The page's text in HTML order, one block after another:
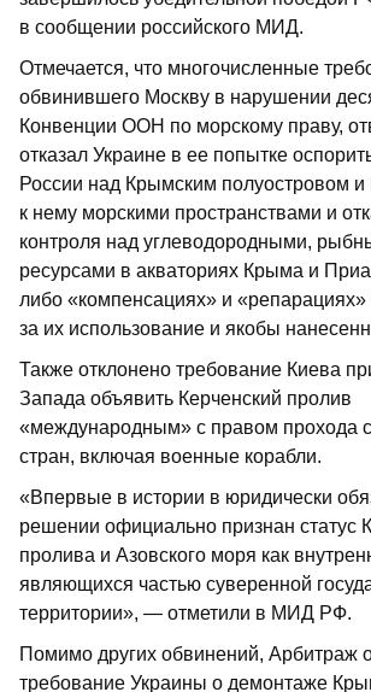
в сообщении российского МИД.
Отмечается, что многочисленные
обвинившего Москву в нарушении
Конвенции ООН по морскому праву,
отказал Украине в ее попытке
России над Крымским полуостровом
к нему морскими пространствами и
контроля над углеводородными,
ресурсами в акваториях Крыма и
либо «компенсациях» и «репарациях»
за их использование и якобы
Также отклонено требование Киева
Запада объявить Керченский пролив
«международным» с правом прохода
стран, включая военные корабли.
«Впервые в истории в юридически
решении официально признан статус
пролива и Азовского моря как
являющихся частью суверенной
территории», — отметили в МИД РФ.
Помимо других обвинений, Арбитраж
требование Украины о демонтаже